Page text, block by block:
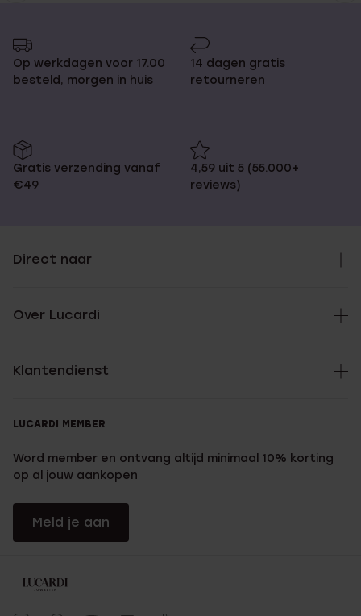
Op werkdagen voor 17.00
besteld, morgen in huis
14 dagen gratis
retourneren
Gratis verzending vanaf
€49
4,59 uit 5 (55.000+
reviews)
Direct naar
Over Lucardi
Klantendienst
LUCARDI MEMBER
Word member en ontvang altijd minimaal 10% korting
op al jouw aankopen
Meld je aan